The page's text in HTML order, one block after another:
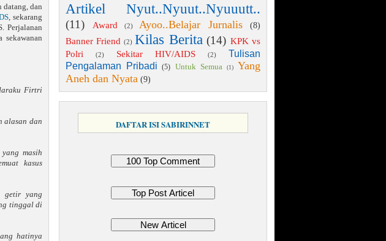
datang, dan
, sekarang
Perjalanan
Firtri
alasan dan
masih
kasus
getir yang
tinggal di
hatinya
Artikel Nyut..Nyuut..Nyuuutt..
(11) Award (2) Ayoo..Belajar Jurnalis
(8)
Banner Friend (2) Kilas Berita (14) KPK vs
Polri
(2) Sekitar HIV/AIDS (2)
Tulisan
Pengalaman Pribadi (5) Untuk Semua (1)
Yang
Aneh dan Nyata (9)
DAFTAR ISI SABIRINNET